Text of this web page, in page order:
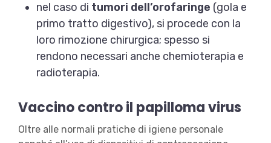
nel caso di tumori dell’orofaringe (gola e
primo tratto digestivo), si procede con la
loro rimozione chirurgica; spesso si
rendono necessari anche chemioterapia e
radioterapia.
Vaccino contro il papilloma virus
Oltre alle normali pratiche di igiene personale